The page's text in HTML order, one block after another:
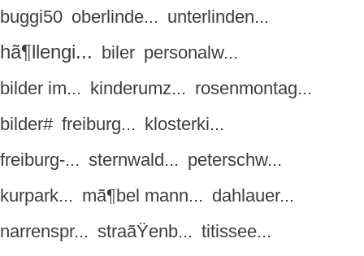
buggi50 oberlinde... unterlinden...
hã¶llengi... biler personalw...
bilder im... kinderumz... rosenmontag...
bilder# freiburg... klosterki...
freiburg-... sternwald... peterschw...
kurpark... mã¶bel mann... dahlauer...
narrenspr... straãŸenb... titissee...